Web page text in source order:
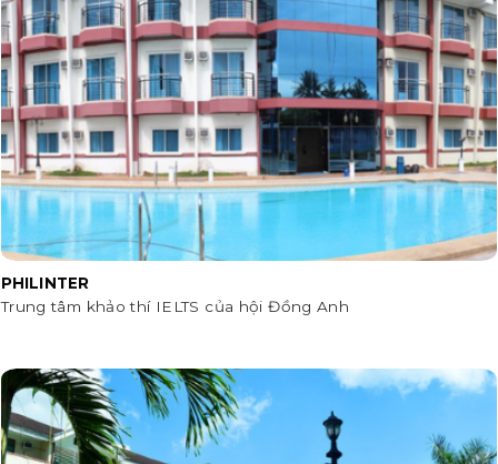
PHILINTER
Trung tâm khảo thí IELTS của hội Đồng Anh